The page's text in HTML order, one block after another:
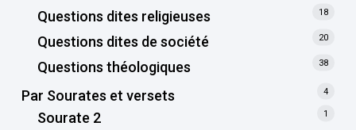
Questions dites religieuses 18
Questions dites de société 20
Questions théologiques 38
Par Sourates et versets 4
Sourate 2 1